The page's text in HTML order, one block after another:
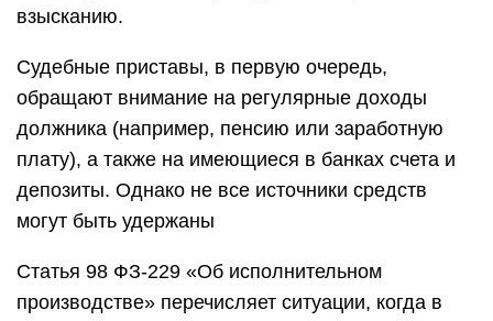
взысканию.
Судебные приставы, в первую очередь,
обращают внимание на регулярные доходы
должника (например, пенсию или заработную
плату), а также на имеющиеся в банках счета и
депозиты. Однако не все источники средств
могут быть удержаны
Статья 98 ФЗ-229 «Об исполнительном
производстве» перечисляет ситуации, когда в